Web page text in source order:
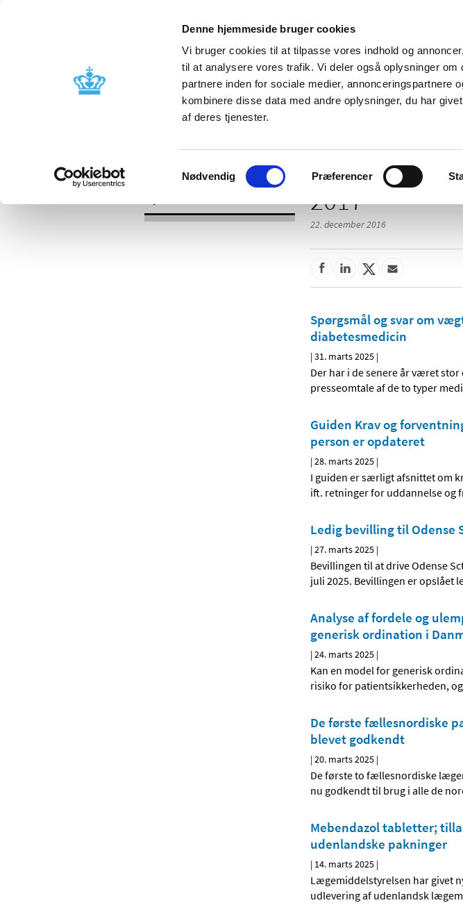
Denne hjemmeside bruger cookies
Vi bruger cookies til at tilpasse vores indhold og
til at analysere vores trafik. Vi deler også oplysninger
partnere inden for sociale medier, annonceringspartnere
kombinere disse data med andre oplysninger, du har
af deres tjenester.
Samtykkevalg
Nødvendig Præferencer
Godkendelse og
Bivirkninger og
produktinformation
Tilskud og
2017
22. december 2016
Spørgsmål og svar om
diabetesmedicin
|31. marts 2025 |
Der har i de senere år været
presseomtale af de to typer
Guiden Krav og
person er opdateret
|28. marts 2025 |
I guiden er særligt afsnittet om
ift. retninger for uddannelse og
Ledig bevilling til Odense
|27. marts 2025 |
Bevillingen til at drive Odense
juli 2025. Bevillingen er opslået
Analyse af fordele og
generisk ordination i
|24. marts 2025 |
Kan en model for generisk
risiko for patientsikkerheden,
De første fællesnordiske
blevet godkendt
|20. marts 2025 |
De første to fællesnordiske
nu godkendt til brug i alle de
Mebendazol tabletter;
udenlandske pakninger
| 14. marts 2025 |
Lægemiddelstyrelsen har givet
udlevering af udenlandsk